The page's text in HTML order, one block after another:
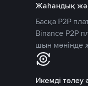
Жаһандық
Басқа P2P
Binance P2P
шын мәнінде
Икемді төлеу